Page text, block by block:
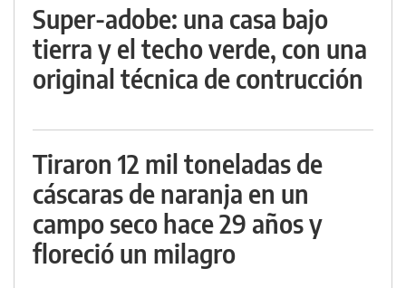
Super-adobe: una casa bajo
tierra y el techo verde, con una
original técnica de contrucción
Tiraron 12 mil toneladas de
cáscaras de naranja en un
campo seco hace 29 años y
floreció un milagro